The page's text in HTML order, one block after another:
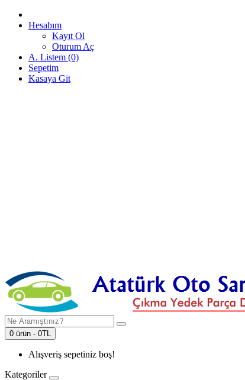
Hesabım
Kayıt Ol
Oturum Aç
A. Listem (0)
Sepetim
Kasaya Git
0 ürün - 0TL
Alışveriş sepetiniz boş!
Kategoriler